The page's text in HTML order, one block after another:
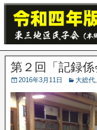
第２回「記録
2016年3月11日 大総代